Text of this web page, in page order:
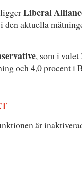
Liberal
den aktuella
, som i valet
och 4,0 procent i
är